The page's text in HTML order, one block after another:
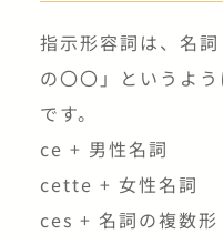
(形) 古い
指示形容詞は、名
の〇〇」というよ
です。
ce + 男性名詞
cette + 女性名詞
ces + 名詞の複数形